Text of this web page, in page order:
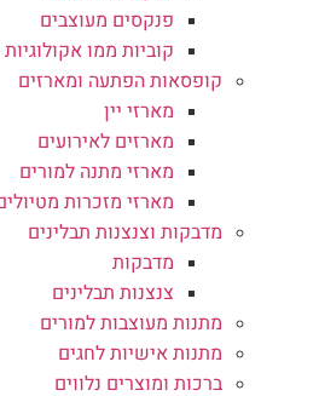
פנקסים מעוצבים
קוביות ממו אקולוגיות
קופסאות הפתעה ומארזים
מארזי יין
מארזים לאירועים
מארזי מתנה למורים
מארזי מזכרות מטיולים
מדבקות וצנצנות תבלינים
מדבקות
צנצנות תבלינים
מתנות מעוצבות למורים
מתנות אישיות לחגים
ברכות ומוצרים נלווים